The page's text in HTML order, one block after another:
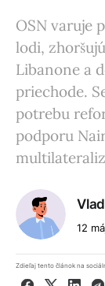
OSN varuje
lodi,
Libanone a
priechode.
potrebu
podporu
12
Zdieľaj tento článok na